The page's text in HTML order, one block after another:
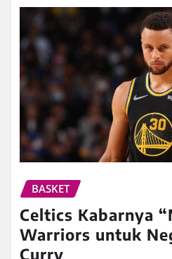
BASKET
Celtics Kabarnya
Warriors untuk
Curry